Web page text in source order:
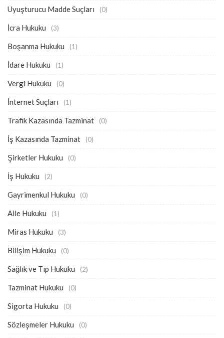
Uyuşturucu Madde Suçları (0)
İcra Hukuku (3)
Boşanma Hukuku (1)
İdare Hukuku (1)
Vergi Hukuku (0)
İnternet Suçları (1)
Trafik Kazasında Tazminat (0)
İş Kazasında Tazminat (0)
Şirketler Hukuku (0)
İş Hukuku (2)
Gayrimenkul Hukuku (0)
Aile Hukuku (1)
Miras Hukuku (3)
Bilişim Hukuku (0)
Sağlık ve Tıp Hukuku (2)
Tazminat Hukuku (0)
Sigorta Hukuku (0)
Sözleşmeler Hukuku (0)